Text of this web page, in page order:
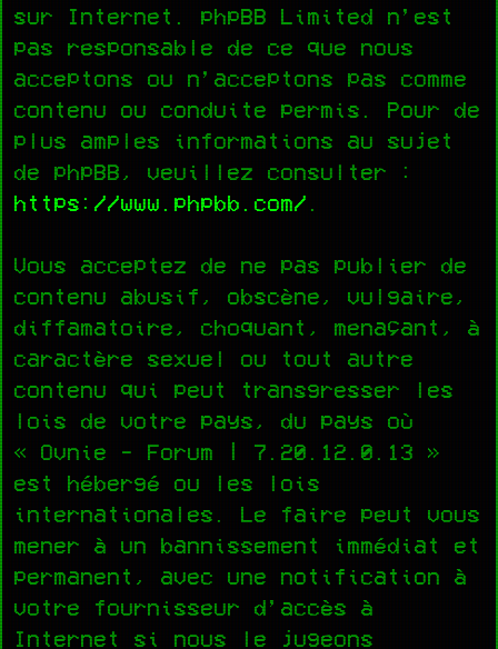
sur Internet. phpBB Limited n’est
pas responsable de ce que nous
acceptons ou n’acceptons pas comme
contenu ou conduite permis. Pour de
plus amples informations au sujet
de phpBB, veuillez consulter :
https://www.phpbb.com/
Vous acceptez de ne pas publier de
contenu abusif, obscène, vulgaire,
diffamatoire, choquant, menaçant, à
caractère sexuel ou tout autre
contenu qui peut transgresser les
lois de votre pays, du pays où
« Ovnie - Forum | 7.20.12.0.13 »
est hébergé ou les lois
internationales. Le faire peut vous
mener à un bannissement immédiat et
permanent, avec une notification à
votre fournisseur d’accès à
Internet si nous le jugeons